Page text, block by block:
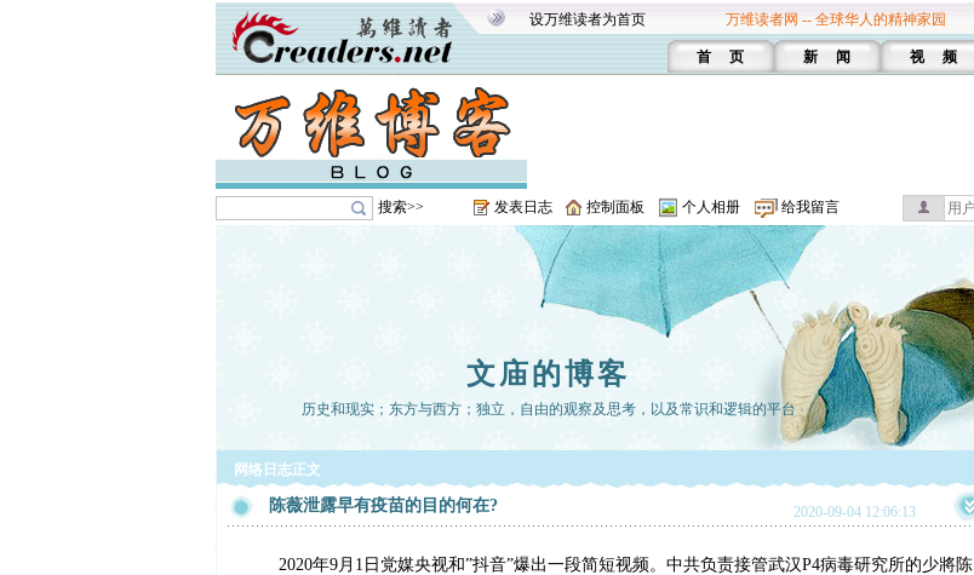
设万维读者为首页 万维读者网 -- 全球华人的精神家园
首 页 新 闻 视 频
搜索>> 发表日志 控制面板 个人相册 给我留言
文庙的博客
历史和现实；东方与西方；独立，自由的观察及思考，以及常识和逻辑的平台
网络日志正文
陈薇泄露早有疫苗的目的何在? 2020-09-04 12:06:13
2020年9月1日党媒央视和”抖音”爆出一段简短视频。中共负责接管武汉P4病毒研究所的少將陈